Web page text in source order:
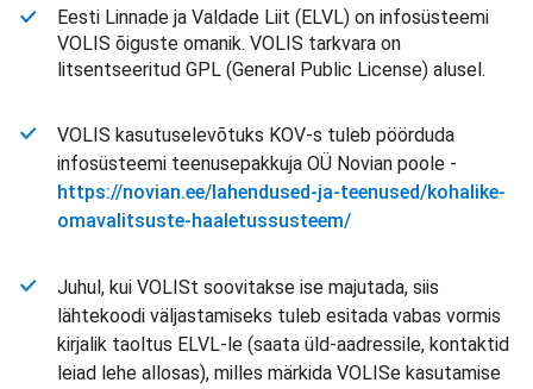
Eesti Linnade ja Valdade Liit (ELVL) on infosüsteemi
VOLIS õiguste omanik. VOLIS tarkvara on
litsentseeritud GPL (General Public License) alusel.
VOLIS kasutuselevõtuks KOV-s tuleb pöörduda
infosüsteemi teenusepakkuja OÜ Novian poole -
https://novian.ee/lahendused-ja-teenused/kohalike-
omavalitsuste-haaletussusteem/
Juhul, kui VOLISt soovitakse ise majutada, siis
lähtekoodi väljastamiseks tuleb esitada vabas vormis
kirjalik taoltus ELVL-le (saata üld-aadressile, kontaktid
leiad lehe allosas), milles märkida VOLISe kasutamise